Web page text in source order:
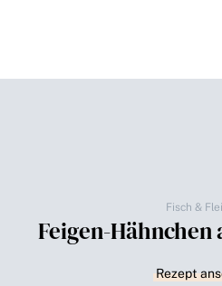
Fisch &
Feigen-
Rezept